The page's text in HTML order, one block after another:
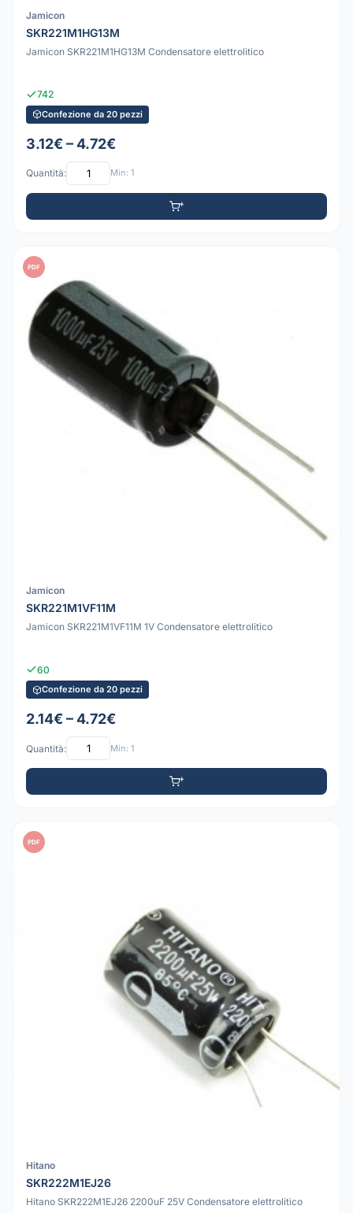
Jamicon
SKR221M1HG13M
Jamicon SKR221M1HG13M Condensatore elettrolitico
742
Confezione da 20 pezzi
3.12€ – 4.72€
Quantità: Min: 1
PDF
Jamicon
SKR221M1VF11M
Jamicon SKR221M1VF11M 1V Condensatore elettrolitico
60
Confezione da 20 pezzi
2.14€ – 4.72€
Quantità: Min: 1
PDF
Hitano
SKR222M1EJ26
Hitano SKR222M1EJ26 2200uF 25V Condensatore elettrolitico